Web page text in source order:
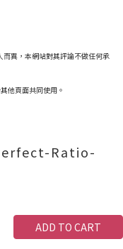
異，本網站對其評論不做任何承
他頁面共同使用。
Ratio-
ADD TO CART